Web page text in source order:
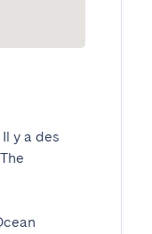
y a des